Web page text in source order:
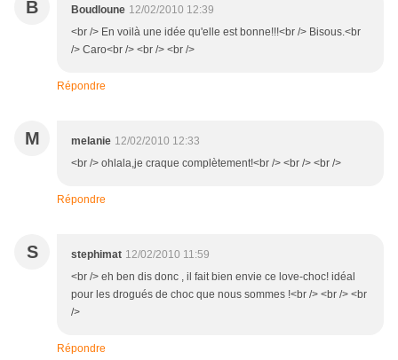
B Boudloune 12/02/2010 12:39
<br /> En voilà une idée qu'elle est bonne!!!<br /> Bisous.<br
/> Caro<br /> <br /> <br />
Répondre
M melanie 12/02/2010 12:33
<br /> ohlala,je craque complètement!<br /> <br /> <br />
Répondre
S stephimat 12/02/2010 11:59
<br /> eh ben dis donc , il fait bien envie ce love-choc! idéal
pour les drogués de choc que nous sommes !<br /> <br /> <br
/>
Répondre